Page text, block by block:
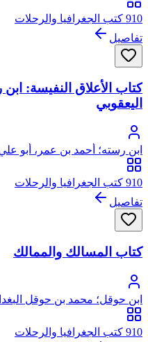
910 كتب الجغرافيا والرحلات
تفاصيل
كتاب الأعلاق النفيسة: ابن
اليعقوبي
ابن رسته؛ أحمد بن عمر، أبو
910 كتب الجغرافيا والرحلات
تفاصيل
كتاب المسالك والممالك
ابن حوقل؛ محمد بن حوقل
910 كتب الجغرافيا والرحلات